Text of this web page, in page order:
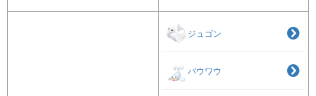
ジュゴン
パウワウ